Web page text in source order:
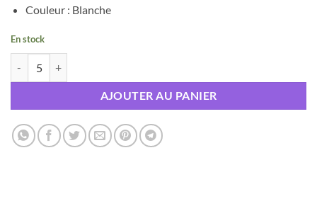
Couleur : Blanche
En stock
AJOUTER AU PANIER